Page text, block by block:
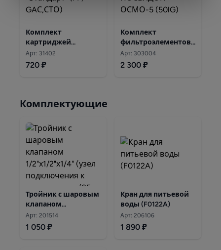
Комплект
картриджей
"Cтандарт" (PP,
GAС,СТО)
Арт: 31402
720 ₽
Комплект
фильтроэлементов
ПОСЕЙДОН-ОСМО-5
(50lG)
Арт: 303004
2 300 ₽
Комплектующие
Тройник с шаровым
клапаном
1/2"х1/2"х1/4"(узел
подключения к
Арт: 201514
1 050 ₽
Кран для питьевой
воды (F0122A)
Арт: 206106
1 890 ₽